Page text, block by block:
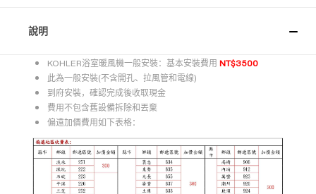
說明
KOHLER浴室暖風機一般安裝：基本安裝費用NT$3500
此為一般安裝(不含開孔、拉風管和電線)
到府安裝，確認完成後收取現金
費用不包含舊設備拆除和丟棄
偏遠加價費用如下表格：